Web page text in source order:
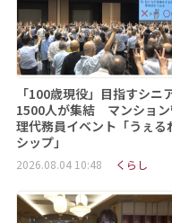
「100歳現役」目指すシニ
1500人が集結 マンショ
理代務員イベント「うぇる
シップ」
2026.08.04 10:48 くらし